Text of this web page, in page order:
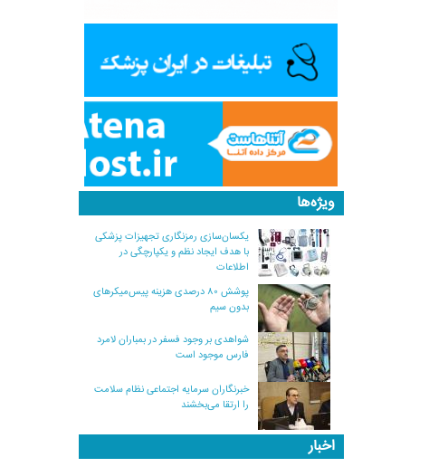
ویژه‌ها
یکسان‌سازی رمزنگاری تجهیزات پزشکی
با هدف ایجاد نظم و یکپارچگی در
اطلاعات
پوشش ۸۰ درصدی هزینه پیس‌میکرهای
بدون سیم
شواهدی بر وجود فسفر در بمباران لامرد
فارس موجود است
خبرنگاران سرمایه اجتماعی نظام سلامت
را ارتقا می‌بخشند
اخبار